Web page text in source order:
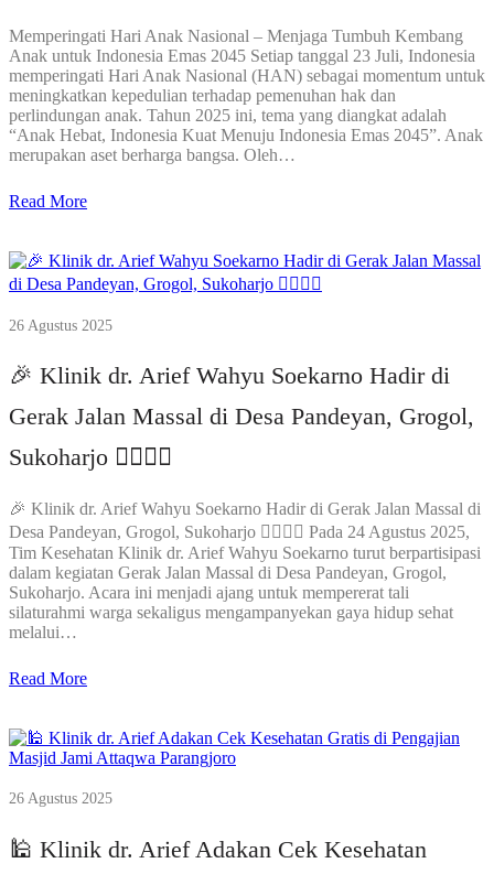
Memperingati Hari Anak Nasional – Menjaga Tumbuh Kembang
Anak untuk Indonesia Emas 2045 Setiap tanggal 23 Juli, Indonesia
memperingati Hari Anak Nasional (HAN) sebagai momentum untuk
meningkatkan kepedulian terhadap pemenuhan hak dan
perlindungan anak. Tahun 2025 ini, tema yang diangkat adalah
“Anak Hebat, Indonesia Kuat Menuju Indonesia Emas 2045”. Anak
merupakan aset berharga bangsa. Oleh…
Read More
26 Agustus 2025
🎉 Klinik dr. Arief Wahyu Soekarno Hadir di
Gerak Jalan Massal di Desa Pandeyan, Grogol,
Sukoharjo 🏃‍♀️🏃‍♂️
🎉 Klinik dr. Arief Wahyu Soekarno Hadir di Gerak Jalan Massal di
Desa Pandeyan, Grogol, Sukoharjo 🏃‍♀️🏃‍♂️ Pada 24 Agustus 2025,
Tim Kesehatan Klinik dr. Arief Wahyu Soekarno turut berpartisipasi
dalam kegiatan Gerak Jalan Massal di Desa Pandeyan, Grogol,
Sukoharjo. Acara ini menjadi ajang untuk mempererat tali
silaturahmi warga sekaligus mengampanyekan gaya hidup sehat
melalui…
Read More
26 Agustus 2025
🕌 Klinik dr. Arief Adakan Cek Kesehatan